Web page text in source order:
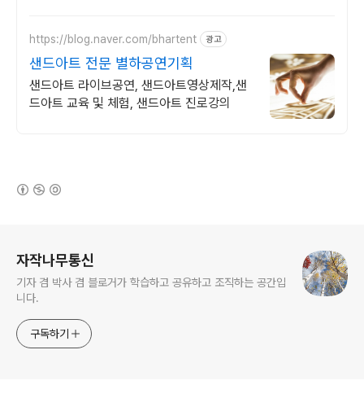
https://blog.naver.com/bhartent 광고
샌드아트 전문 별하공연기획
샌드아트 라이브공연, 샌드아트영상제작,샌
드아트 교육 및 체험, 샌드아트 진로강의
자작나무통신
기자 겸 박사 겸 블로거가 학습하고 공유하고 조직하는 공간입
니다.
구독하기